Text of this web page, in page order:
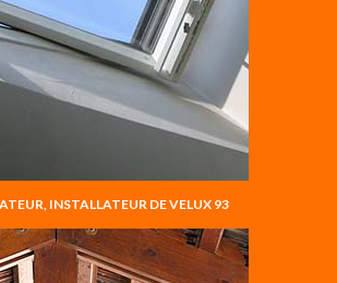
INSTALLATEUR DE VELUX 93